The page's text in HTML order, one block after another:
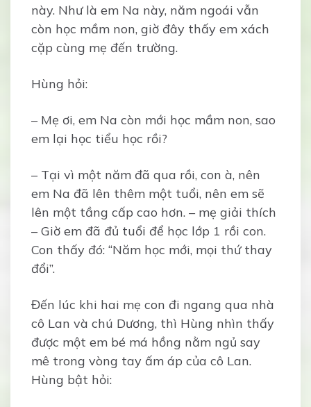
này. Như là em Na này, năm ngoái vẫn
còn học mầm non, giờ đây thấy em xách
cặp cùng mẹ đến trường.
Hùng hỏi:
– Mẹ ơi, em Na còn mới học mầm non, sao
em lại học tiểu học rồi?
– Tại vì một năm đã qua rồi, con à, nên
em Na đã lên thêm một tuổi, nên em sẽ
lên một tầng cấp cao hơn. – mẹ giải thích
– Giờ em đã đủ tuổi để học lớp 1 rồi con.
Con thấy đó: “Năm học mới, mọi thứ thay
đổi”.
Đến lúc khi hai mẹ con đi ngang qua nhà
cô Lan và chú Dương, thì Hùng nhìn thấy
được một em bé má hồng nằm ngủ say
mê trong vòng tay ấm áp của cô Lan.
Hùng bật hỏi: